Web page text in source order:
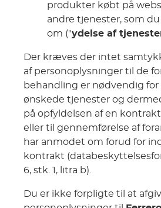
produkter købt på
andre tjenester, som
om ("ydelse af
Der kræves der intet
af personoplysninger til de
behandling er nødvendig for
ønskede tjenester og
på opfyldelsen af en
eller til gennemførelse af
har anmodet om forud for
kontrakt
6, stk. 1, litra b).
Du er ikke forpligte til at